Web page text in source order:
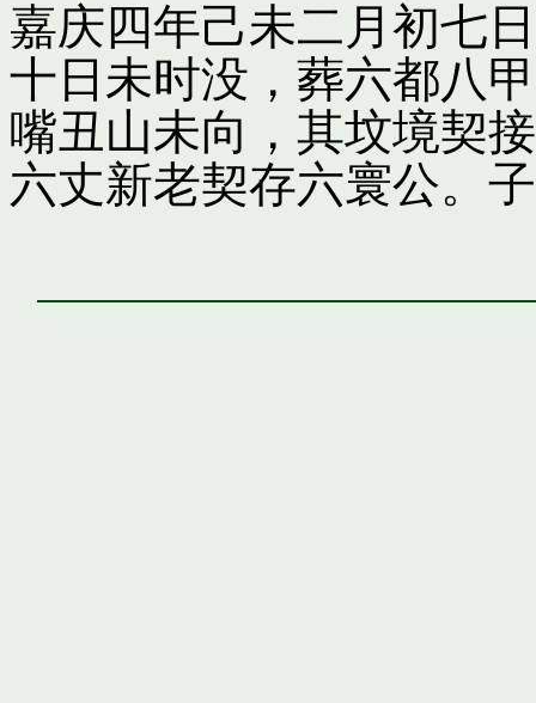
嘉庆四年己未二月初七
十日未时没，葬六都八
嘴丑山未向，其坟境契
六丈新老契存六寰公。